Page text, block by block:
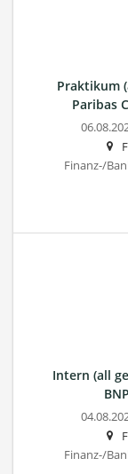
Praktikum
Paribas
Finanz-/
Intern (all
Finanz-/